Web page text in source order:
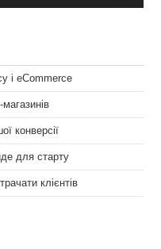
і eCommerce
конверсії
для старту
клієнтів